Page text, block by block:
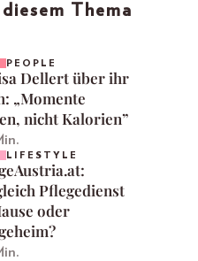
Thema
PEOPLE
Dellert über ihr
„Momente
nicht Kalorien”
LIFESTYLE
Pflegedienst
oder